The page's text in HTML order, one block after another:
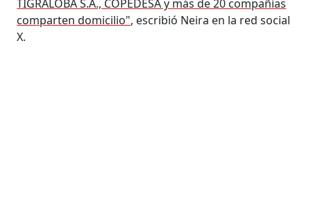
TIGRALOBA S.A., COPEDESA y más de 20 compañías
comparten domicilio", escribió Neira en la red social
X.